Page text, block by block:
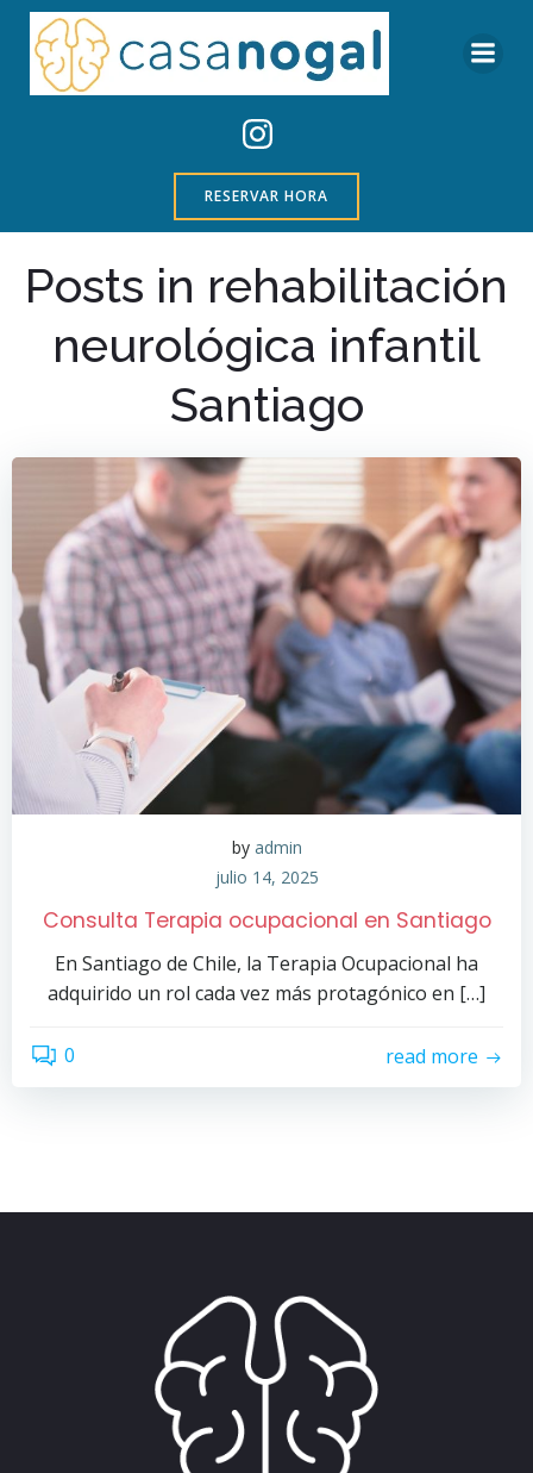
Saltar
al
contenido
RESERVAR HORA
Posts in rehabilitación
neurológica infantil
Santiago
by admin
julio 14, 2025
Consulta Terapia ocupacional en Santiago
En Santiago de Chile, la Terapia Ocupacional ha
adquirido un rol cada vez más protagónico en […]
0 read more